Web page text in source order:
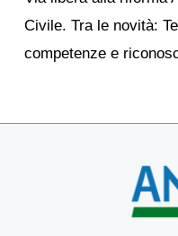
Civile. Tra le novità:
competenze e